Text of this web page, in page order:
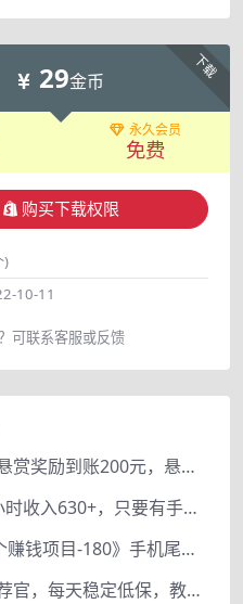
下载
29金币
永久会员
免费
购买下载权限
)
10-11
可联系客服或反馈
赏帮赚悬赏奖励到账200元，悬赏任务多劳多得，人人可做。
上架2小时收入630+，只要有手就能做的AI搞钱项目，奶奶看完都能学会!
《188个赚钱项目-180》手机尾号测试评分项目，短视频直播日赚200+
百度推荐官，每天稳定低保，教程赠上